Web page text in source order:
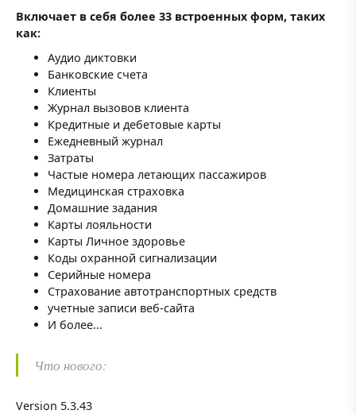
Включает в себя более 33 встроенных форм, таких
как:
Аудио диктовки
Банковские счета
Клиенты
Журнал вызовов клиента
Кредитные и дебетовые карты
Ежедневный журнал
Затраты
Частые номера летающих пассажиров
Медицинская страховка
Домашние задания
Карты лояльности
Карты Личное здоровье
Коды охранной сигнализации
Серийные номера
Страхование автотранспортных средств
учетные записи веб-сайта
И более...
Что нового:
Version 5.3.43